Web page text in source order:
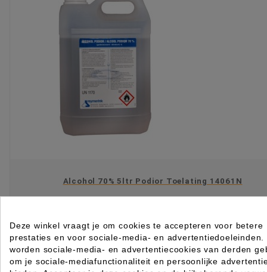
Alcohol 70% 5ltr Podior Toelating 14061N
Log in of maak een ACCOUNT aan om te bestellen.
KIES OPTIE
Deze winkel vraagt je om cookies te accepteren voor betere
prestaties en voor sociale-media- en advertentiedoeleinden.
worden sociale-media- en advertentiecookies van derden
om je sociale-mediafunctionaliteit en persoonlijke